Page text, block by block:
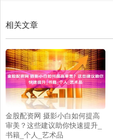
相关文章
金股配资网 摄影小白如何提高
审美？这些建议助你快速提升_
书籍_个人_艺术品